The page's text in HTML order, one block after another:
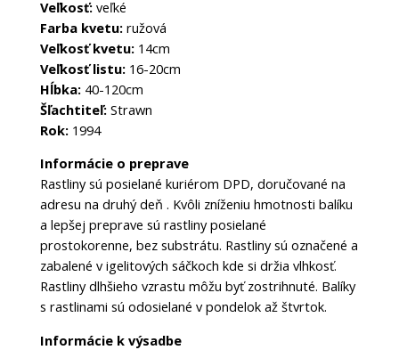
Veľkosť:veľké
Farba kvetu:ružová
Veľkosť kvetu: 14cm
Veľkosť listu: 16-20cm
Hĺbka: 40-120cm
Šľachtiteľ:Strawn
Rok: 1994
Informácie o preprave
Rastliny sú posielané kuriérom DPD, doručované na
adresu na druhý deň . Kvôli zníženiu hmotnosti balíku
a lepšej preprave sú rastliny posielané
prostokorenne, bez substrátu. Rastliny sú označené a
zabalené v igelitových sáčkoch kde si držia vlhkosť.
Rastliny dlhšieho vzrastu môžu byť zostrihnuté. Balíky
s rastlinami sú odosielané v pondelok až štvrtok.
Informácie k výsadbe